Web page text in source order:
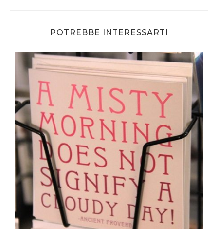
POTREBBE INTERESSARTI